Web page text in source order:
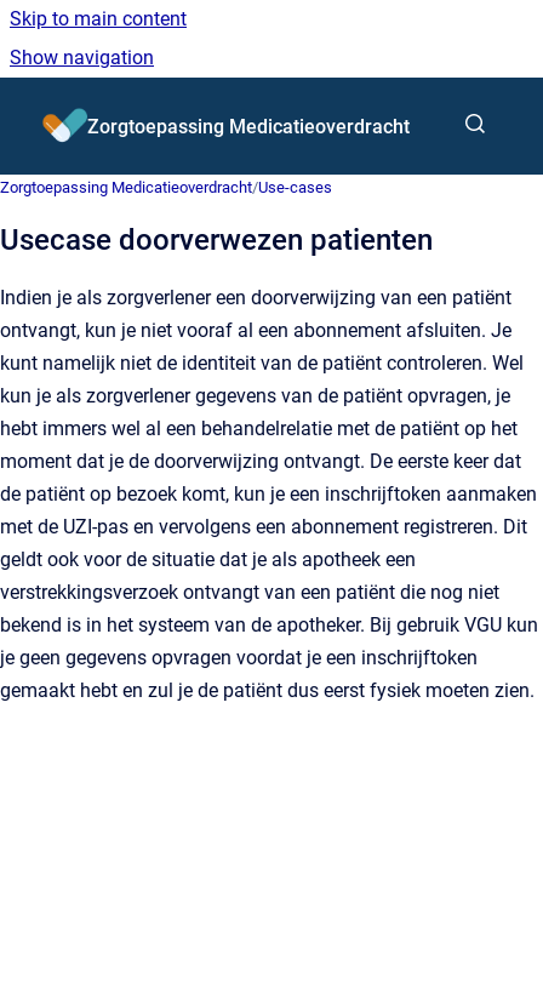
Skip to main content
Show navigation
Go to homepage
Zorgtoepassing Medicatieoverdracht
Zorgtoepassing Medicatieoverdracht/Use‑cases
Usecase doorverwezen patienten
Indien je als zorgverlener een doorverwijzing van een patiënt
ontvangt, kun je niet vooraf al een abonnement afsluiten. Je
kunt namelijk niet de identiteit van de patiënt controleren. Wel
kun je als zorgverlener gegevens van de patiënt opvragen, je
hebt immers wel al een behandelrelatie met de patiënt op het
moment dat je de doorverwijzing ontvangt. De eerste keer dat
de patiënt op bezoek komt, kun je een inschrijftoken aanmaken
met de UZI-pas en vervolgens een abonnement registreren. Dit
geldt ook voor de situatie dat je als apotheek een
verstrekkingsverzoek ontvangt van een patiënt die nog niet
bekend is in het systeem van de apotheker. Bij gebruik VGU kun
je geen gegevens opvragen voordat je een inschrijftoken
gemaakt hebt en zul je de patiënt dus eerst fysiek moeten zien.